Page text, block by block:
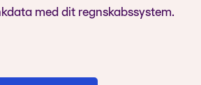
med dit regnskabssystem.